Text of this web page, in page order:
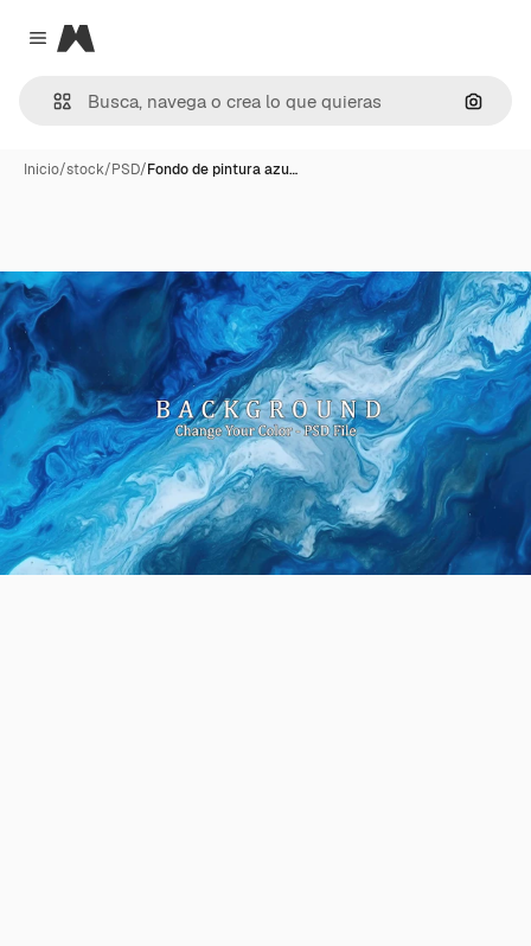
Close menu
Magnific
Inicio/stock/PSD/Fondo de pintura azu…